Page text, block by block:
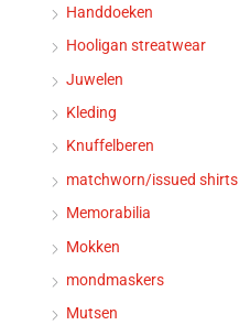
Handdoeken
Hooligan streatwear
Juwelen
Kleding
Knuffelberen
matchworn/issued shirts
Memorabilia
Mokken
mondmaskers
Mutsen